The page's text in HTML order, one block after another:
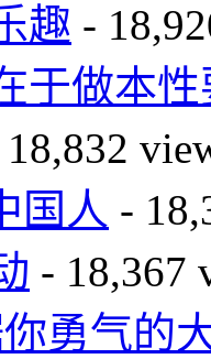
趣 -
于做本
国人 -
- 18,367
勇气的